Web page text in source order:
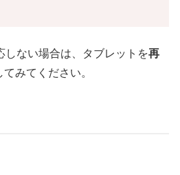
しない場合は、タブレットを再
てみてください。